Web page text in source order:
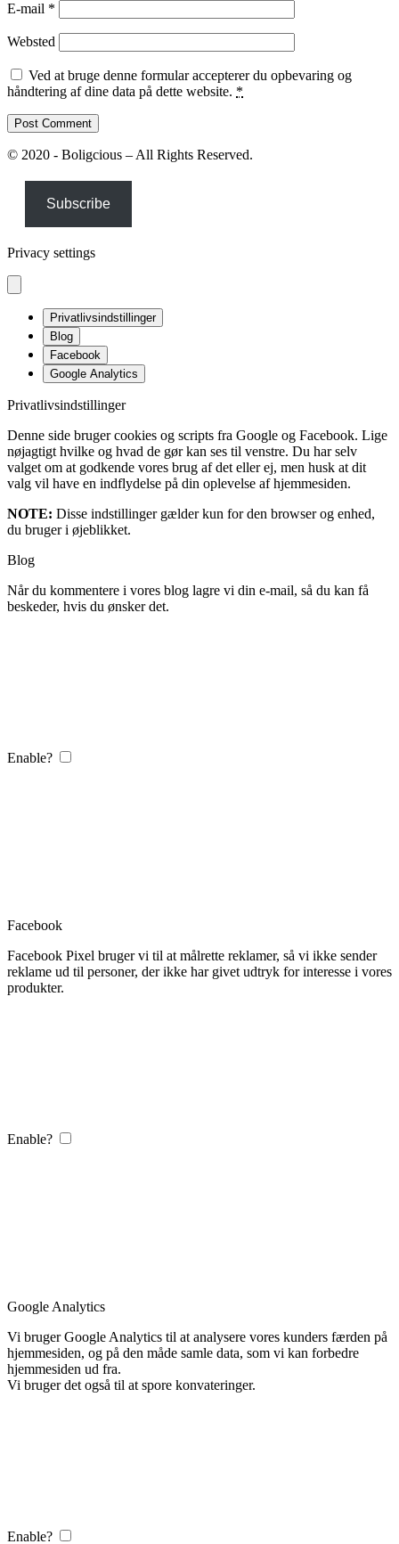
E-mail *
Websted
Ved at bruge denne formular accepterer du opbevaring og
håndtering af dine data på dette website. *
© 2020 - Boligcious – All Rights Reserved.
Subscribe
Privacy settings
Privatlivsindstillinger
Blog
Facebook
Google Analytics
Privatlivsindstillinger
Denne side bruger cookies og scripts fra Google og Facebook. Lige
nøjagtigt hvilke og hvad de gør kan ses til venstre. Du har selv
valget om at godkende vores brug af det eller ej, men husk at dit
valg vil have en indflydelse på din oplevelse af hjemmesiden.
NOTE: Disse indstillinger gælder kun for den browser og enhed,
du bruger i øjeblikket.
Blog
Når du kommentere i vores blog lagre vi din e-mail, så du kan få
beskeder, hvis du ønsker det.
Enable?
Facebook
Facebook Pixel bruger vi til at målrette reklamer, så vi ikke sender
reklame ud til personer, der ikke har givet udtryk for interesse i vores
produkter.
Enable?
Google Analytics
Vi bruger Google Analytics til at analysere vores kunders færden på
hjemmesiden, og på den måde samle data, som vi kan forbedre
hjemmesiden ud fra.
Vi bruger det også til at spore konvateringer.
Enable?